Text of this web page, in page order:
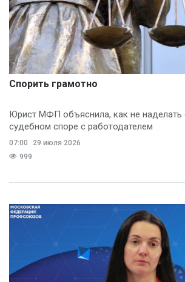
Спорить грамотно
Юрист МФП объяснила, как не наделать
судебном споре с работодателем
07:00
29 июля 2026
999